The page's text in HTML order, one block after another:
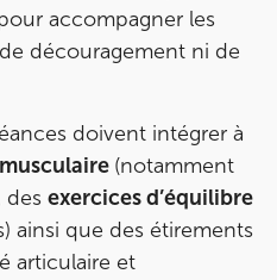
accompagner les
découragement ni de
doivent intégrer à
(notamment
des exercices d’équilibre
ainsi que des étirements
articulaire et